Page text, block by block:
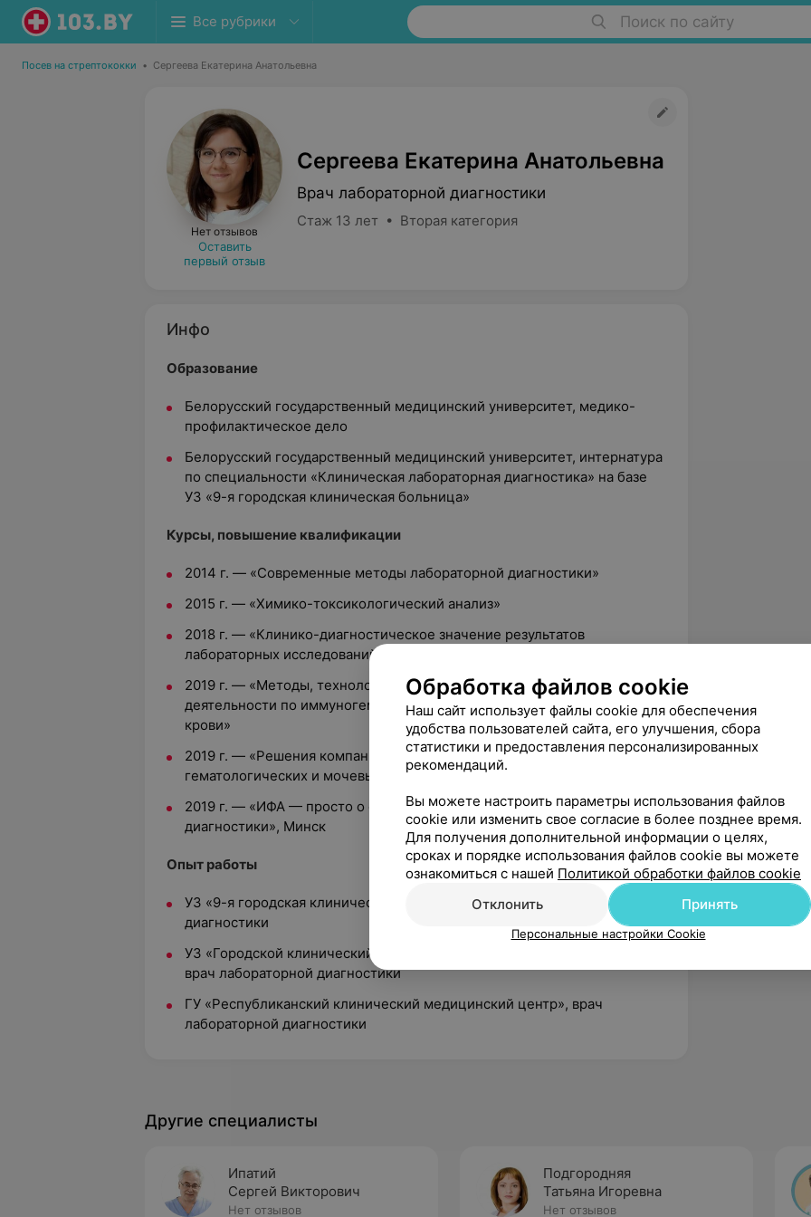
Все рубрики Поиск по сайту
Посев на стрептококки • Сергеева Екатерина Анатольевна
Нет отзывов
Оставить
первый отзыв
Сергеева Екатерина Анатольевна
Врач лабораторной диагностики
Стаж 13 лет • Вторая категория
Инфо
Образование
Белорусский государственный медицинский университет, медико-
профилактическое дело
Белорусский государственный медицинский университет, интернатура
по специальности «Клиническая лабораторная диагностика» на базе
УЗ «9-я городская клиническая больница»
Курсы, повышение квалификации
2014 г. — «Современные методы лабораторной диагностики»
2015 г. — «Химико-токсикологический анализ»
2018 г. — «Клинико-диагностическое значение результатов
лабораторных исследований»
2019 г. — «Методы, технологии, элементы профессиональной
деятельности по иммуногематологическим методам исследования
крови»
2019 г. — «Решения компании Sysmex для автоматизации
гематологических и мочевых анализов», Минск
2019 г. — «ИФА — просто о сложных методах лабораторной
диагностики», Минск
Опыт работы
УЗ «9-я городская клиническая больница», врач лабораторной
диагностики
УЗ «Городской клинический наркологический диспансер» г. Минска,
врач лабораторной диагностики
ГУ «Республиканский клинический медицинский центр», врач
лабораторной диагностики
Другие специалисты
Ипатий
Сергей Викторович
Нет отзывов
Подгородняя
Татьяна Игоревна
Нет отзывов
Обработка файлов cookie
Наш сайт использует файлы cookie для обеспечения
удобства пользователей сайта, его улучшения, сбора
статистики и предоставления персонализированных
рекомендаций.
Вы можете настроить параметры использования файлов
cookie или изменить свое согласие в более позднее время.
Для получения дополнительной информации о целях,
сроках и порядке использования файлов cookie вы можете
ознакомиться с нашей Политикой обработки файлов cookie
Отклонить
Принять
Персональные настройки Cookie